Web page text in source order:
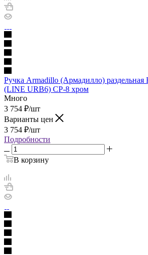
Ручка Armadillo (Армадилло)
(LINE URB6) CP-8 хром
Много
3 754 ₽/шт
Варианты цен
3 754 ₽/шт
Подробности
В корзину